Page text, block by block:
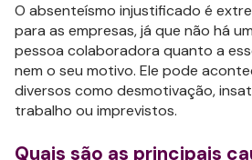
O absenteísmo injustificado é
para as empresas, já que não há
pessoa colaboradora quanto a
nem o seu motivo. Ele pode
diversos como desmotivação,
trabalho ou imprevistos.
Quais são as principais